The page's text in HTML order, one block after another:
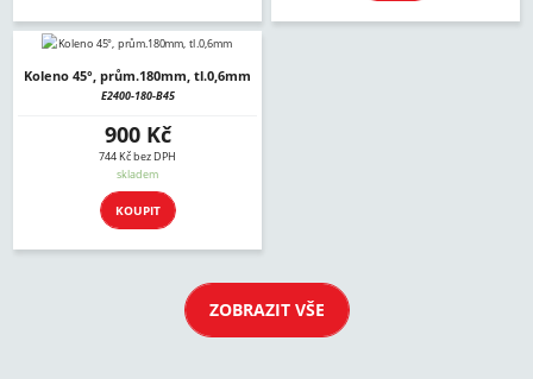
Koleno 45°, prům.180mm, tl.0,6mm
E2400-180-B45
900 Kč
744 Kč bez DPH
skladem
KOUPIT
ZOBRAZIT VŠE